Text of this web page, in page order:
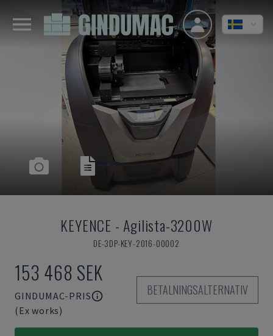
KEYENCE - Agilista-3200W
DE-3DP-KEY-2016-00002
153 468 SEK
GINDUMAC-PRIS
(Ex works)
BETALNINGSALTERNATIV